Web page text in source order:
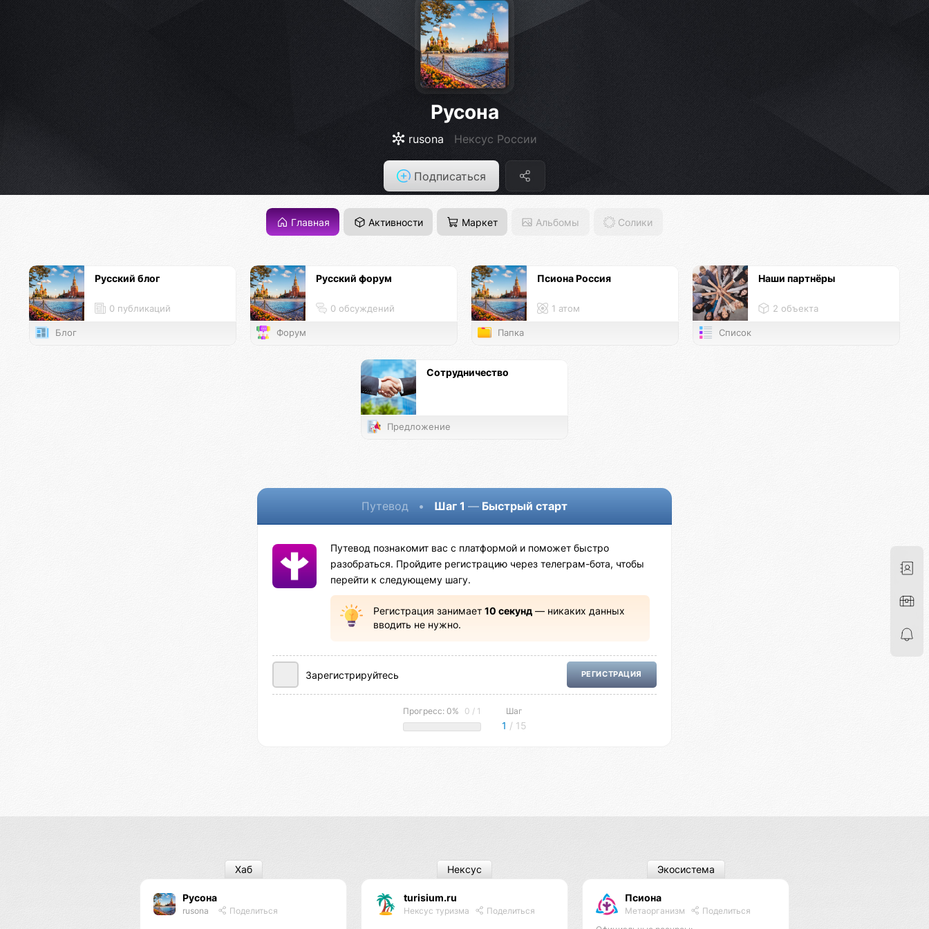
Русона
rusona Нексус России
Подписаться
Главная Активности Маркет Альбомы Солики
Русский блог
0 публикаций
Блог
Русский форум
0 обсуждений
Форум
Псиона Россия
1 атом
Папка
Наши партнёры
2 объекта
Список
Сотрудничество
Предложение
Путевод • Шаг 1 — Быстрый старт
Путевод познакомит вас с платформой и поможет быстро
разобраться. Пройдите регистрацию через телеграм-бота, чтобы
перейти к следующему шагу.
Регистрация занимает 10 секунд— никаких данных
вводить не нужно.
Зарегистрируйтесь РЕГИСТРАЦИЯ
Прогресс: 0% 0 / 1 Шаг
1 / 15
Русона
rusona Поделиться
Хаб
turisium.ru
Нексус туризма Поделиться
Нексус
Псиона
Метаорганизм
Поделиться
Экосистема